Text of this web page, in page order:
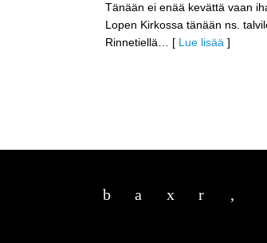
Tänään ei enää kevättä vaan
Lopen Kirkossa tänään ns.
Rinnetiellä … [ Lue lisää ]
b a x r ,